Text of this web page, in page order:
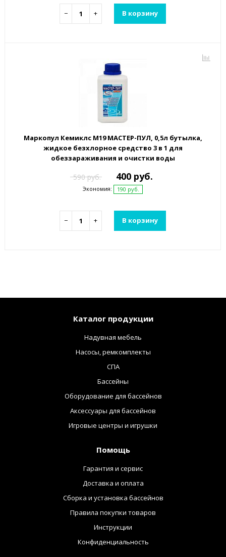
− + В корзину
Маркопул Кемиклс М19 МАСТЕР-ПУЛ, 0,5л бутылка,
жидкое безхлорное средство 3 в 1 для
обеззараживания и очистки воды
590 руб. 400 руб.
Экономия: 190 руб.
− + В корзину
Каталог продукции
Надувная мебель
Насосы, ремкомплекты
СПА
Бассейны
Оборудование для бассейнов
Аксессуары для бассейнов
Игровые центры и игрушки
Помощь
Гарантия и сервис
Доставка и оплата
Сборка и установка бассейнов
Правила покупки товаров
Инструкции
Конфиденциальность